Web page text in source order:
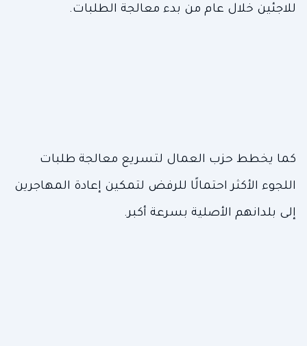
للاجئين خلال عام من بدء معالجة الطلبات.
كما يخطط حزب العمال لتسريع معالجة طلبات
اللجوء الأكثر احتمالًا للرفض لتمكين إعادة المهاجرين
إلى بلدانهم الأصلية بسرعة أكبر.